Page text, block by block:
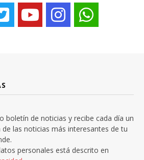
boletín de noticias y recibe cada día un
las noticias más interesantes de tu
personales está descrito en